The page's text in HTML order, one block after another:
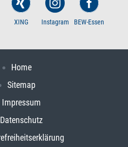
XING Instagram BEW-Essen
Home
Sitemap
Impressum
Datenschutz